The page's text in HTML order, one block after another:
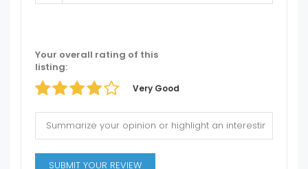
Your overall rating of this
listing:
Very Good